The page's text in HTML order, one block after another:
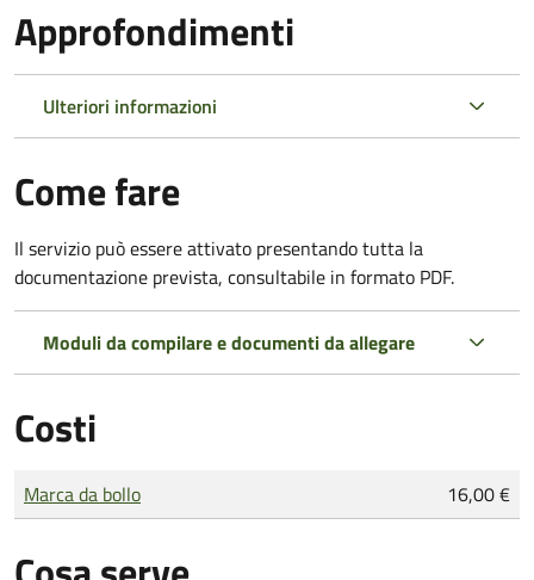
Approfondimenti
Ulteriori informazioni
Come fare
Il servizio può essere attivato presentando tutta la
documentazione prevista, consultabile in formato PDF.
Moduli da compilare e documenti da allegare
Costi
Tipo di pagamento
Importo
Marca da bollo 16,00 €